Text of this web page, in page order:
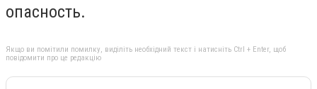
опасность.
Якщо ви помітили помилку, виділіть необхідний текст і натисніть Ctrl + Enter, щоб
повідомити про це редакцію